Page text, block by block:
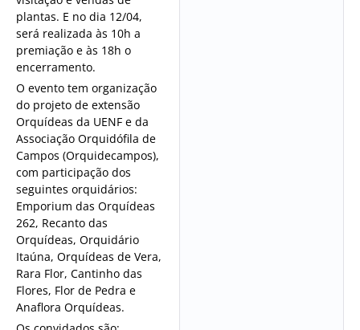
plantas. E no dia 12/04,
será realizada às 10h a
premiação e às 18h o
encerramento.
O evento tem organização
do projeto de extensão
Orquídeas da UENF e da
Associação Orquidófila de
Campos (Orquidecampos),
com participação dos
seguintes orquidários:
Emporium das Orquídeas
262, Recanto das
Orquídeas, Orquidário
Itaúna, Orquídeas de Vera,
Rara Flor, Cantinho das
Flores, Flor de Pedra e
Anaflora Orquídeas.